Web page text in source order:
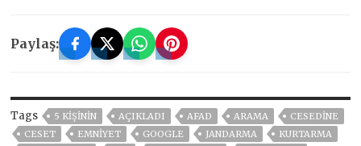
Paylaş:
Tags 5 KIŞININ AÇIKLADI AFAD ARAMA
CESEDINE
CESET
EMNİYET GOOGLE JANDARMA
KURTARMA